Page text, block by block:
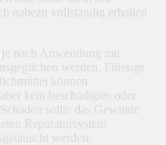
nahezu vollständig erhalten
nach Anwendung mit
werden. Flüssige
können
kein beschädigtes oder
sollte das Gewinde
Reparatursystem
werden.